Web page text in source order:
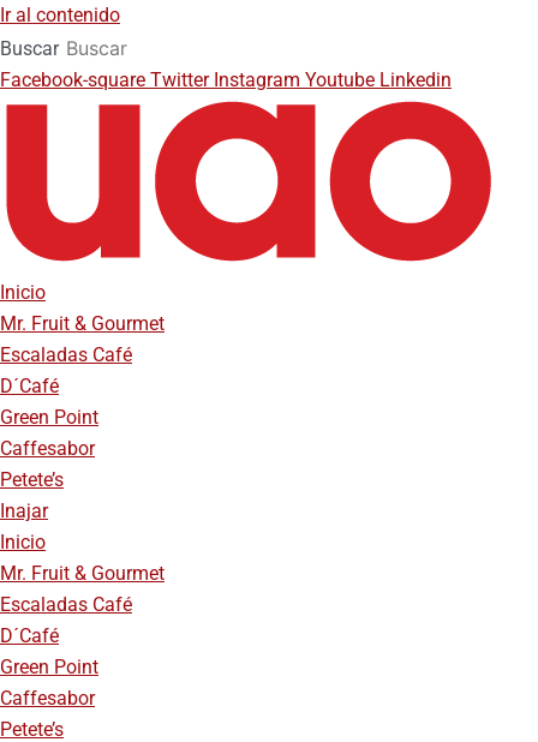
Ir al contenido
Buscar
Facebook-square Twitter Instagram Youtube Linkedin
Inicio
Mr. Fruit & Gourmet
Escaladas Café
D´Café
Green Point
Caffesabor
Petete’s
Inajar
Inicio
Mr. Fruit & Gourmet
Escaladas Café
D´Café
Green Point
Caffesabor
Petete’s